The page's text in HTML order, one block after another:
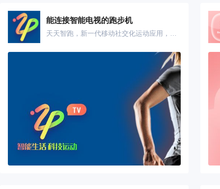
能连接智能电视的跑步机
天天智跑，新一代移动社交化运动应用，全新的运动定位，向智能化健身拥抱吧。全新版本可支持智能电视连接，快来享受大屏幕的运动视角吧！ 蓝牙连接：APP可扫描周边跑步机并通过低功耗蓝牙(BLE)连接； 智能控制：APP与跑步机均可调节跑步的速度和坡度； 健身模式：多种健身模式可由用户自由选择； 运动记录：运动数据可真实记录您跑步的点点滴滴。